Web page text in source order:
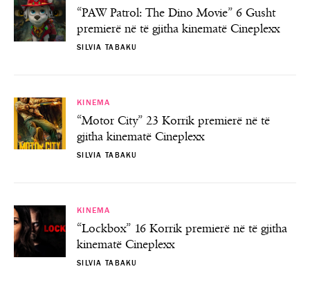
“PAW Patrol: The Dino Movie” 6 Gusht
premierë në të gjitha kinematë Cineplexx
SILVIA TABAKU
KINEMA
“Motor City” 23 Korrik premierë në të
gjitha kinematë Cineplexx
SILVIA TABAKU
KINEMA
“Lockbox” 16 Korrik premierë në të gjitha
kinematë Cineplexx
SILVIA TABAKU